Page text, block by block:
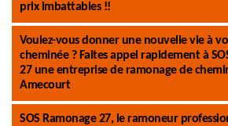
prix imbattables !!
Voulez-vous donner une nouvelle vie à
cheminée ? Faites appel rapidement à
27 une entreprise de ramonage de
Amecourt
SOS Ramonage 27, le ramoneur